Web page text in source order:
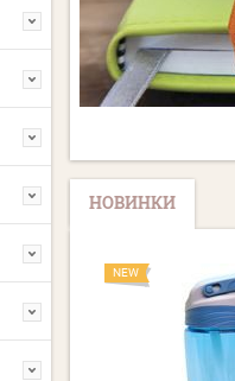
НОВИНКИ
NEW